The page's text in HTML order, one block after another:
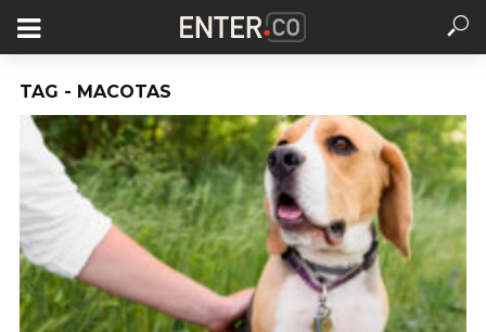
TAG - MACOTAS